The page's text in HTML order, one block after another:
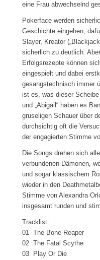
eine Frau abwechselnd
Pokerface werden
Geschichte eingehen,
Slayer, Kreator
sicherlich zu deutlich.
Erfolgsrezepte können
eingespielt und dabei
gesangstechnisch immer
ist es, was dieser Scheibe
und „Abigail“ haben es
gruseligen Schauer über
durchsichtig oft die
der engagierten Stimme
Die Songs drehen sich
verbundenen Dämonen,
und sogar klassischem
wieder in den
Stimme von Alexandra
insgesamt runden und
Tracklist:
01 The Bone Reaper
02 The Fatal Scythe
03 Play Or Die